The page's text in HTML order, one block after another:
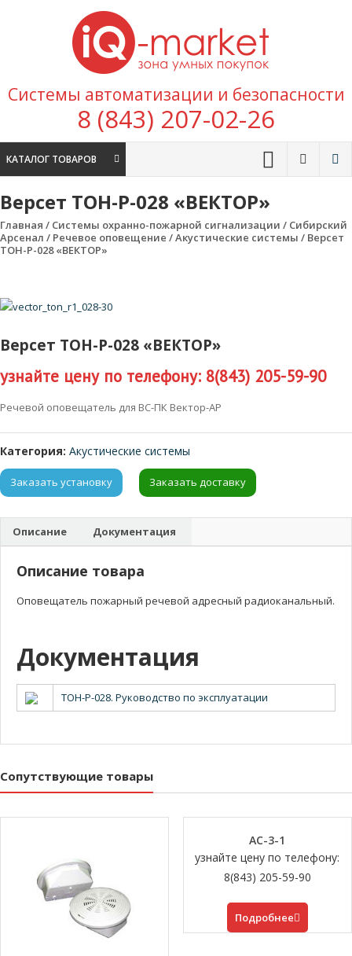
Перейти к содержимому
покупок
Системы автоматизации и безопасности
8 (843) 207-02-26
КАТАЛОГ ТОВАРОВ
Версет ТОН-Р-028 «ВЕКТОР»
Главная / Системы охранно-пожарной сигнализации / Сибирский
Арсенал / Речевое оповещение /Акустические системы / Версет
ТОН-Р-028 «ВЕКТОР»
Версет ТОН-Р-028 «ВЕКТОР»
узнайте цену по телефону: 8(843) 205-59-90
Речевой оповещатель для ВС-ПК Вектор-АР
Категория: Акустические системы
Заказать установку Заказать доставку
Описание Документация
Описание товара
Оповещатель пожарный речевой адресный радиоканальный.
Документация
ТОН-Р-028. Руководство по эксплуатации
Сопутствующие товары
АС-3-1
узнайте цену по телефону:
8(843) 205-59-90
Подробнее